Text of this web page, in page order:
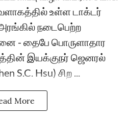
உள்ள டாக்டர்
நடைபெற்ற
- தைபே பொருளாதார
இயக்குநர் ஜெனரல்
S.C. Hsu) சிற ...
More